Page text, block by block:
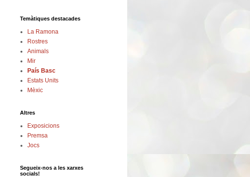
Temàtiques destacades
La Ramona
Rostres
Animals
Mir
País Basc
Estats Units
Mèxic
Altres
Exposicions
Premsa
Jocs
Segueix-nos a les xarxes
socials!